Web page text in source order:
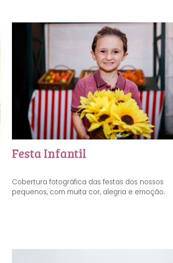
Festa Infantil
Cobertura fotográfica das festas dos nossos
pequenos, com muita cor, alegria e emoção.